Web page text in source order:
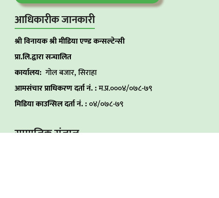
आधिकारीक जानकारी
श्री विनायक श्री मीडिया एण्ड कन्सल्टेन्सी
प्रा.लि.द्वारा सन्चालित
कार्यालय:गोल बजार, सिराहा
आमसंचार प्राधिकरण दर्ता नं. :म.प्र.०००४/०७८-७९
मिडिया काउन्सिल दर्ता नं. :०४/०७८-७९
सामाजिक संजाल